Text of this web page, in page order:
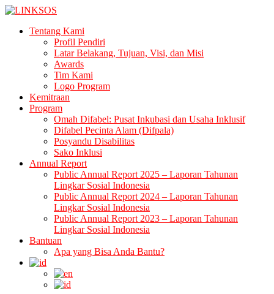
LINKSOSTentang Kami
Profil Pendiri
Latar Belakang, Tujuan, Visi, dan Misi
Awards
Tim Kami
Logo Program
Kemitraan
Program
Omah Difabel: Pusat Inkubasi dan Usaha Inklusif
Difabel Pecinta Alam (Difpala)
Posyandu Disabilitas
Sako Inklusi
Annual Report
Public Annual Report 2025 – Laporan Tahunan
Lingkar Sosial Indonesia
Public Annual Report 2024 – Laporan Tahunan
Lingkar Sosial Indonesia
Public Annual Report 2023 – Laporan Tahunan
Lingkar Sosial Indonesia
Bantuan
Apa yang Bisa Anda Bantu?